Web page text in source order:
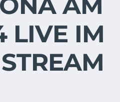
LIVE IM